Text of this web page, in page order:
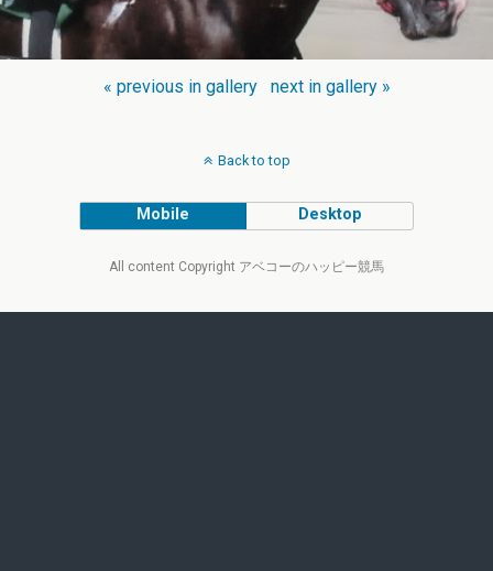
« previous in gallery next in gallery »
Back to top
Mobile Desktop
All content Copyright アベコーのハッピー競馬